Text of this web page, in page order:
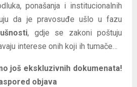
ponašanja i institucionalnih
da je pravosuđe ušlo u fazu
, gdje se zakoni poštuju
interese onih koji ih tumače…
još ekskluzivnih dokumenata!
objava